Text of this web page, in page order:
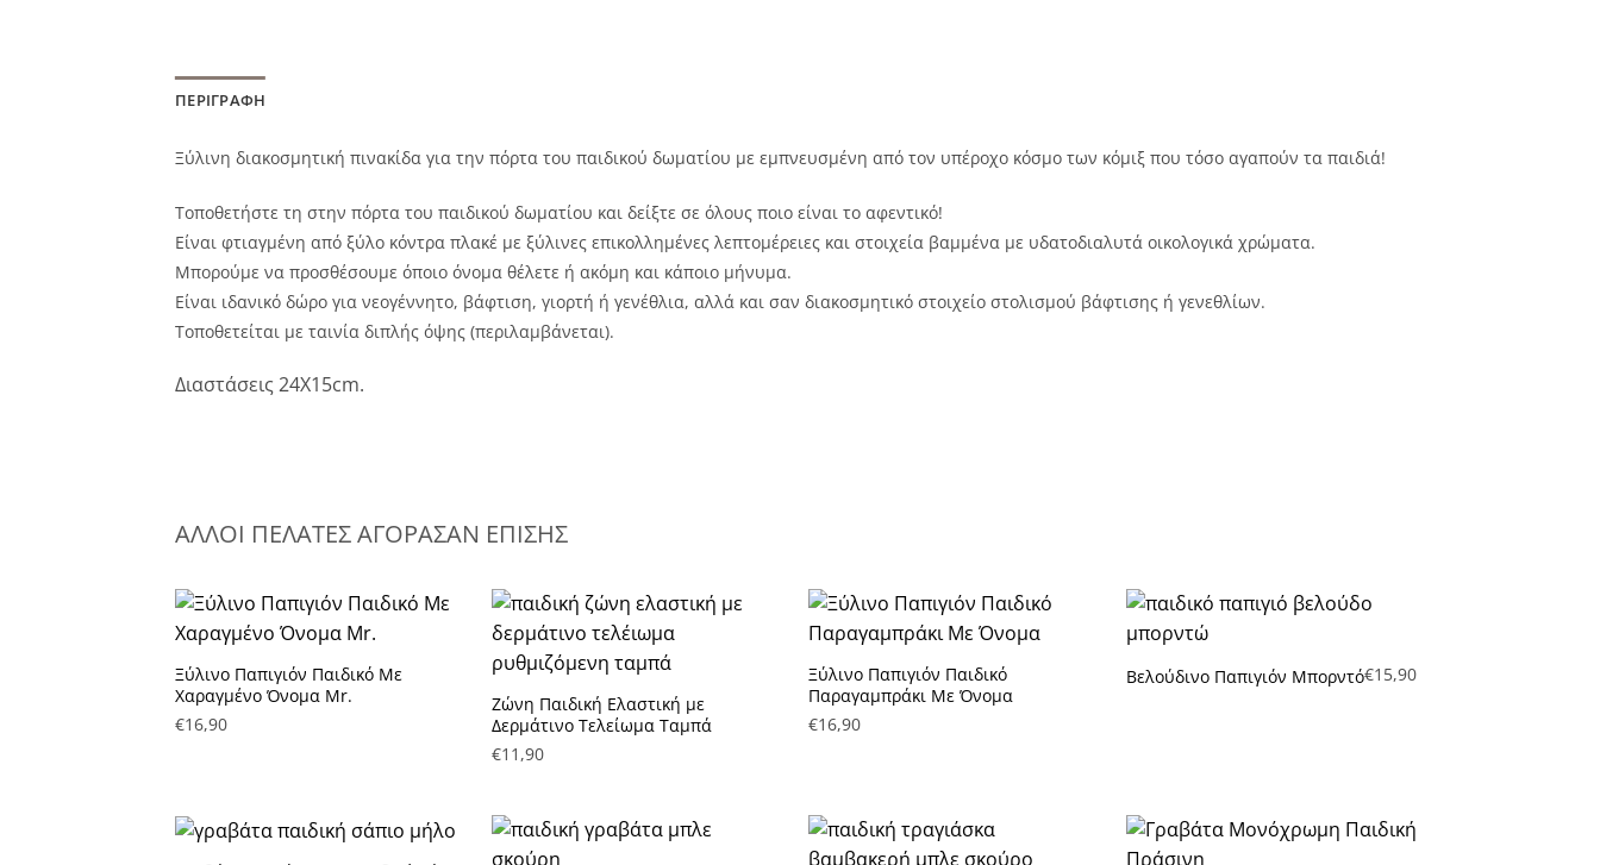
ποσότητα
ΠΕΡΙΓΡΑΦΉ
Ξύλινη διακοσμητική πινακίδα για την πόρτα του παιδικού δωματίου με εμπνευσμένη από τον υπέροχο κόσμο των κόμιξ που τόσο αγαπούν τα παιδιά!
Τοποθετήστε τη στην πόρτα του παιδικού δωματίου και δείξτε σε όλους ποιο είναι το αφεντικό!
Είναι φτιαγμένη από ξύλο κόντρα πλακέ με ξύλινες επικολλημένες λεπτομέρειες και στοιχεία βαμμένα με υδατοδιαλυτά οικολογικά χρώματα.
Μπορούμε να προσθέσουμε όποιο όνομα θέλετε ή ακόμη και κάποιο μήνυμα.
Είναι ιδανικό δώρο για νεογέννητο, βάφτιση, γιορτή ή γενέθλια, αλλά και σαν διακοσμητικό στοιχείο στολισμού βάφτισης ή γενεθλίων.
Τοποθετείται με ταινία διπλής όψης (περιλαμβάνεται).
Διαστάσεις 24Χ15cm.
ΑΛΛΟΙ ΠΕΛΑΤΕΣ ΑΓΟΡΑΣΑΝ ΕΠΙΣΗΣ
Πρόσθήκη στην λίστα
επιθυμητών
Ξύλινο Παπιγιόν Παιδικό Με
Χαραγμένο Όνομα Mr.
€16,90
επιθυμητών
Ζώνη Παιδική Ελαστική με
Δερμάτινο Τελείωμα Ταμπά
€11,90
Πρόσθήκη στην λίστα
επιθυμητών
Ξύλινο Παπιγιόν Παιδικό
Παραγαμπράκι Με Όνομα
€16,90
Πρόσθήκη στην λίστα
Βελούδινο Παπιγιόν Μπορντό€15,90